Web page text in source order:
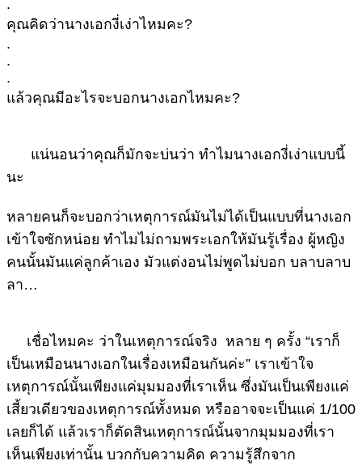
.
คุณคิดว่านางเอกงี่เง่าไหมคะ?
.
.
.
แล้วคุณมีอะไรจะบอกนางเอกไหมคะ?
แน่นอนว่าคุณก็มักจะบ่นว่า ทำไมนางเอกงี่เง่าแบบนี้
นะ
หลายคนก็จะบอกว่าเหตุการณ์มันไม่ได้เป็นแบบที่นางเอก
เข้าใจซักหน่อย ทำไมไม่ถามพระเอกให้มันรู้เรื่อง ผู้หญิง
คนนั้นมันแค่ลูกค้าเอง มัวแต่งอนไม่พูดไม่บอก บลาบลาบ
ลา…
เชื่อไหมคะ ว่าในเหตุการณ์จริง หลาย ๆ ครั้ง “เราก็
เป็นเหมือนนางเอกในเรื่องเหมือนกันค่ะ” เราเข้าใจ
เหตุการณ์นั้นเพียงแค่มุมมองที่เราเห็น ซึ่งมันเป็นเพียงแค่
เสี้ยวเดียวของเหตุการณ์ทั้งหมด หรืออาจจะเป็นแค่ 1/100
เลยก็ได้ แล้วเราก็ตัดสินเหตุการณ์นั้นจากมุมมองที่เรา
เห็นเพียงเท่านั้น บวกกับความคิด ความรู้สึกจาก